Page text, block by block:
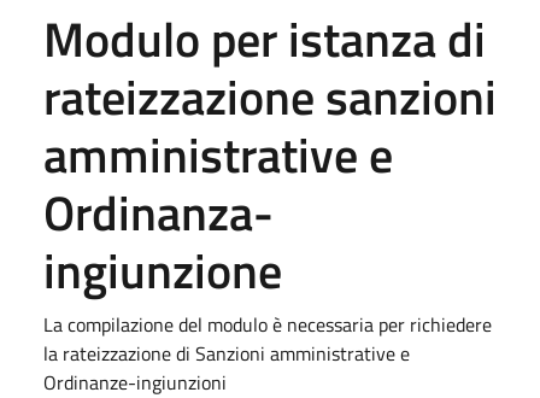
Modulo per istanza di
rateizzazione sanzioni
amministrative e
Ordinanza-
ingiunzione
La compilazione del modulo è necessaria per richiedere
la rateizzazione di Sanzioni amministrative e
Ordinanze-ingiunzioni